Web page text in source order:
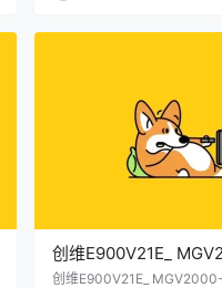
创维E900V21E_
片-CW代工-通刷-当贝
创维E900V21E_